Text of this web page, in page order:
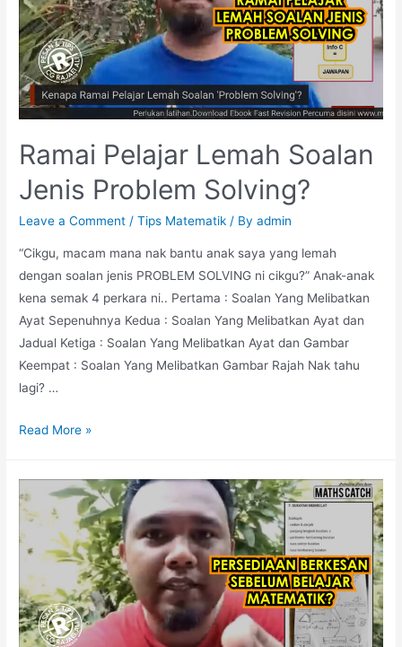
Matematik
Ramai Pelajar Lemah Soalan
Jenis Problem Solving?
Leave a Comment /Tips Matematik / Byadmin
“Cikgu, macam mana nak bantu anak saya yang lemah
dengan soalan jenis PROBLEM SOLVING ni cikgu?” Anak-anak
kena semak 4 perkara ni.. Pertama : Soalan Yang Melibatkan
Ayat Sepenuhnya Kedua : Soalan Yang Melibatkan Ayat dan
Jadual Ketiga : Soalan Yang Melibatkan Ayat dan Gambar
Keempat : Soalan Yang Melibatkan Gambar Rajah Nak tahu
lagi? …
Ramai
Soalan
Jenis
Problem
Solving?
Read More »